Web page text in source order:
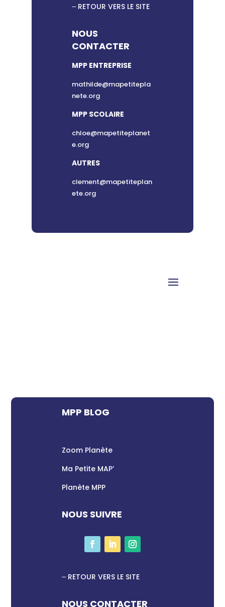
RETOUR VERS LE SITE
NOUS
CONTACTER
MPP ENTREPRISE
mathilde@mapetitepla
nete.org
MPP SCOLAIRE
chloe@mapetiteplanet
e.org
AUTRES
clement@mapetiteplan
ete.org
MPP BLOG
Zoom Planète
Ma Petite MAP’
Planète MPP
NOUS SUIVRE
RETOUR VERS LE SITE
NOUS CONTACTER